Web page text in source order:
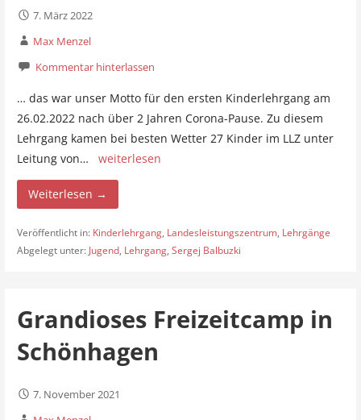
7. März 2022
Max Menzel
Kommentar hinterlassen
… das war unser Motto für den ersten Kinderlehrgang am
26.02.2022 nach über 2 Jahren Corona-Pause. Zu diesem
Lehrgang kamen bei besten Wetter 27 Kinder im LLZ unter
Leitung von… weiterlesen
Weiterlesen →
Veröffentlicht in: Kinderlehrgang, Landesleistungszentrum, Lehrgänge
Abgelegt unter: Jugend, Lehrgang, Sergej Balbuzki
Grandioses Freizeitcamp in
Schönhagen
7. November 2021